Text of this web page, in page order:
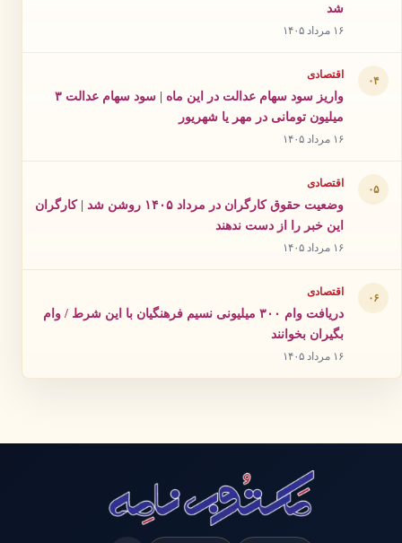
شد
۱۶ مرداد ۱۴۰۵
۰۴ اقتصادی
واریز سود سهام عدالت در این ماه | سود سهام عدالت ۳
میلیون تومانی در مهر یا شهریور
۱۶ مرداد ۱۴۰۵
۰۵ اقتصادی
وضعیت حقوق کارگران در مرداد ۱۴۰۵ روشن شد | کارگران
این خبر را از دست ندهند
۱۶ مرداد ۱۴۰۵
۰۶ اقتصادی
دریافت وام ۳۰۰ میلیونی نسیم فرهنگیان با این شرط / وام
بگیران بخوانند
۱۶ مرداد ۱۴۰۵